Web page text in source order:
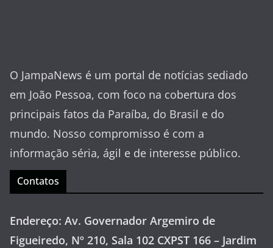
O JampaNews é um portal de notícias sediado
em João Pessoa, com foco na cobertura dos
principais fatos da Paraíba, do Brasil e do
mundo. Nosso compromisso é com a
informação séria, ágil e de interesse público.
Contatos
Endereço: Av. Governador Argemiro de
Figueiredo, Nº 210, Sala 102 CXPST 166 – Jardim